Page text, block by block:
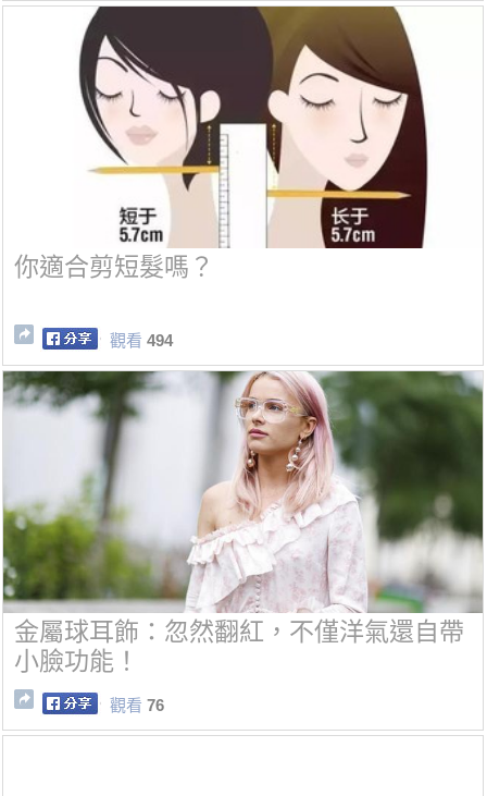
你適合剪短髮嗎？
觀看 494
金屬球耳飾：忽然翻紅，不僅洋氣還自帶
小臉功能！
觀看 76